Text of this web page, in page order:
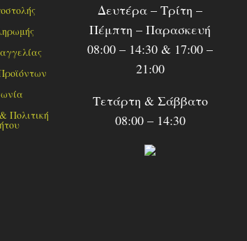
Πολιτική
Δευτέρα – Τρίτη –
Πέμπτη – Παρασκευή
08:00 – 14:30 & 17:00 –
21:00
Τετάρτη & Σάββατο
08:00 – 14:30